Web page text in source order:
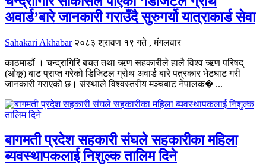
अवार्ड’बारे जानकारी गराउँदै सुरुगर्यो यात्राकार्ड सेवा
Sahakari Akhabar २०८३ श्रावण १९ गते , मंगलवार
काठमाडौं । चन्द्रागिरि बचत तथा ऋण सहकारीले हालै विश्व ऋण परिषद्
(ओकू) बाट प्राप्त गरेको डिजिटल ग्रोथ अवार्ड बारे पत्रकार भेटघाट गरी
जानकारी गराएको छ। संस्थाले विश्वस्तरीय मञ्चबाट नेपालक� ...
बागमती प्रदेश सहकारी संघले सहकारीका महिला
ब्यवस्थापकलाई निशुल्क तालिम दिने